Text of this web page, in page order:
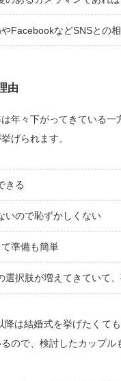
FacebookなどSNSとの
由
年々下がってきている
げられます。
きる
いので恥ずかしくない
準備も簡単
選択肢が増えてきていて
降は結婚式を挙げたくて
ので、検討したカップル